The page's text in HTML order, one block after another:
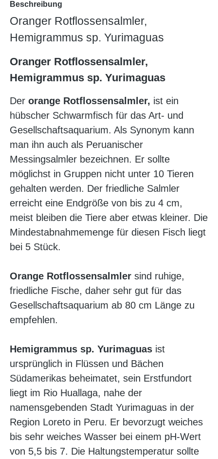
Beschreibung
Oranger Rotflossensalmler,
Hemigrammus sp. Yurimaguas
Oranger Rotflossensalmler,
Hemigrammus sp. Yurimaguas
Der orange Rotflossensalmler, ist ein
hübscher Schwarmfisch für das Art- und
Gesellschaftsaquarium. Als Synonym kann
man ihn auch als Peruanischer
Messingsalmler bezeichnen. Er sollte
möglichst in Gruppen nicht unter 10 Tieren
gehalten werden. Der friedliche Salmler
erreicht eine Endgröße von bis zu 4 cm,
meist bleiben die Tiere aber etwas kleiner. Die
Mindestabnahmemenge für diesen Fisch liegt
bei 5 Stück.
Orange Rotflossensalmler sind ruhige,
friedliche Fische, daher sehr gut für das
Gesellschaftsaquarium ab 80 cm Länge zu
empfehlen.
Hemigrammus sp. Yurimaguas ist
ursprünglich in Flüssen und Bächen
Südamerikas beheimatet, sein Erstfundort
liegt im Rio Huallaga, nahe der
namensgebenden Stadt Yurimaguas in der
Region Loreto in Peru. Er bevorzugt weiches
bis sehr weiches Wasser bei einem pH-Wert
von 5,5 bis 7. Die Haltungstemperatur sollte